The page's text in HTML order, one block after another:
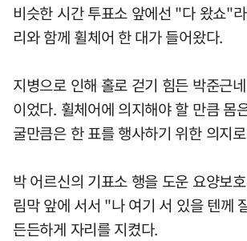
비슷한 시간 투표소 앞에선 "다 왔쇼"
리와 함께 휠체어 한 대가 들어왔다.
지병으로 인해 홀로 걷기 힘든 박준근
이었다. 휠체어에 의지해야 할 만큼 몸
굴만큼은 한 표를 행사하기 위한 의지
박 어르신의 기표소 행을 도운 요양보
림막 앞에 서서 "나 여기 서 있을 텐께
든든하게 자리를 지켰다.